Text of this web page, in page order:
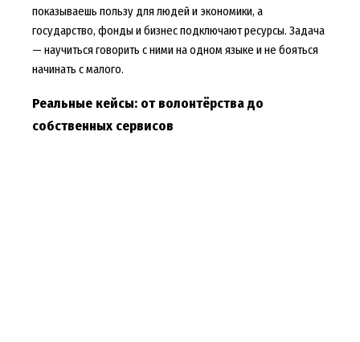
показываешь пользу для людей и экономики, а
государство, фонды и бизнес подключают ресурсы. Задача
— научиться говорить с ними на одном языке и не бояться
начинать с малого.
Реальные кейсы: от волонтёрства до
собственных сервисов